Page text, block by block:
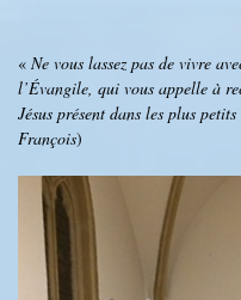
« Ne vous lassez pas de vivre
l’Évangile, qui vous appelle à
Jésus présent dans les plus
François)